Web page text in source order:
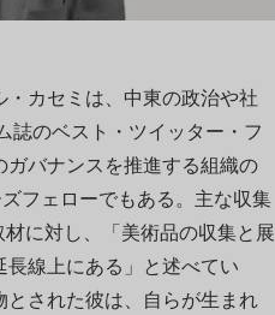
カセミは、中東の政治や社
誌のベスト・ツイッター・フ
バナンスを推進する組織の
フェローでもある。主な収集
に対し、「美術品の収集と展
線上にある」と述べてい
された彼は、自らが生まれ